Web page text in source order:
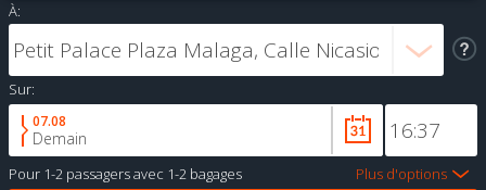
À:
Sur:
07.08
Demain
Pour 1-2 passagersavec 1-2 bagages Plus d'options